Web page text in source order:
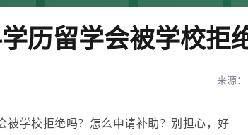
历留学会被学校拒
来源：
被学校拒绝吗？怎么申请补助？别担心，好